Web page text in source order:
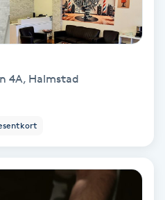
4A, Halmstad